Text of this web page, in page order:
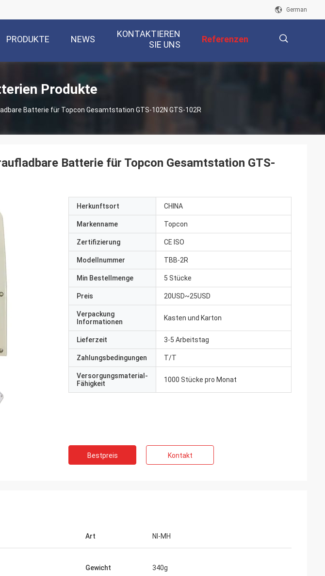
German
PRODUKTE NEWS
KONTAKTIEREN
SIE UNS
Referenzen
Produkte
Batterie für Topcon Gesamtstation GTS-102N GTS-102R
Batterie für Topcon Gesamtstation GTS-
Herkunftsort CHINA
Markenname Topcon
Zertifizierung CE ISO
Modellnummer TBB-2R
Min Bestellmenge 5 Stücke
Preis 20USD~25USD
Verpackung
Informationen
Kasten und Karton
Lieferzeit 3-5 Arbeitstag
Zahlungsbedingungen T/T
Versorgungsmaterial-
Fähigkeit
1000 Stücke pro Monat
Bestpreis Kontakt
Art NI-MH
Gewicht 340g